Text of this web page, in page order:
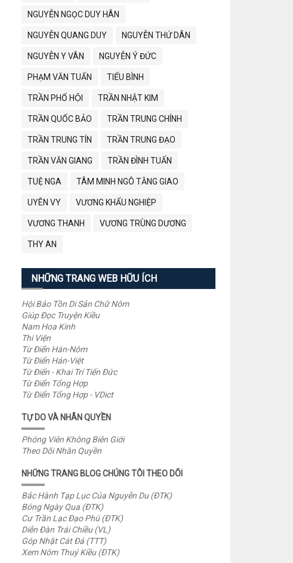
NGUYỄN NGỌC DUY HÂN
NGUYỄN QUANG DUY NGUYỄN THỨ DÂN
NGUYỄN Y VÂN NGUYỄN Ý ĐỨC
PHẠM VĂN TUẤN TIỂU BÌNH
TRẦN PHỐ HỘI TRẦN NHẬT KIM
TRẦN QUỐC BẢO TRẦN TRUNG CHÍNH
TRẦN TRUNG TÍN TRẦN TRUNG ĐẠO
TRẦN VĂN GIANG TRẦN ĐÌNH TUẤN
TUỆ NGA TÂM MINH NGÔ TẰNG GIAO
UYÊN VY VƯƠNG KHẨU NGHIỆP
VƯƠNG THANH VƯƠNG TRÙNG DƯƠNG
THY AN
NHỮNG TRANG WEB HỮU ÍCH
Hội Bảo Tồn Di Sản Chữ Nôm
Giúp Đọc Truyện Kiều
Nam Hoa Kinh
Thi Viện
Từ Điển Hán-Nôm
Từ Điển Hán-Việt
Từ Điển - Khai Trí Tiến Đức
Từ Điển Tổng Hợp
Từ Điển Tổng Hợp - VDict
TỰ DO VÀ NHÂN QUYỀN
Phóng Viên Không Biên Giới
Theo Dõi Nhân Quyền
NHỮNG TRANG BLOG CHÚNG TÔI THEO DÕI
Bắc Hành Tạp Lục Của Nguyễn Du (ĐTK)
Bóng Ngày Qua (ĐTK)
Cư Trần Lạc Đạo Phú (ĐTK)
Diễn Đàn Trái Chiều (VL)
Góp Nhặt Cát Đá (TTT)
Xem Nôm Thuý Kiều (ĐTK)